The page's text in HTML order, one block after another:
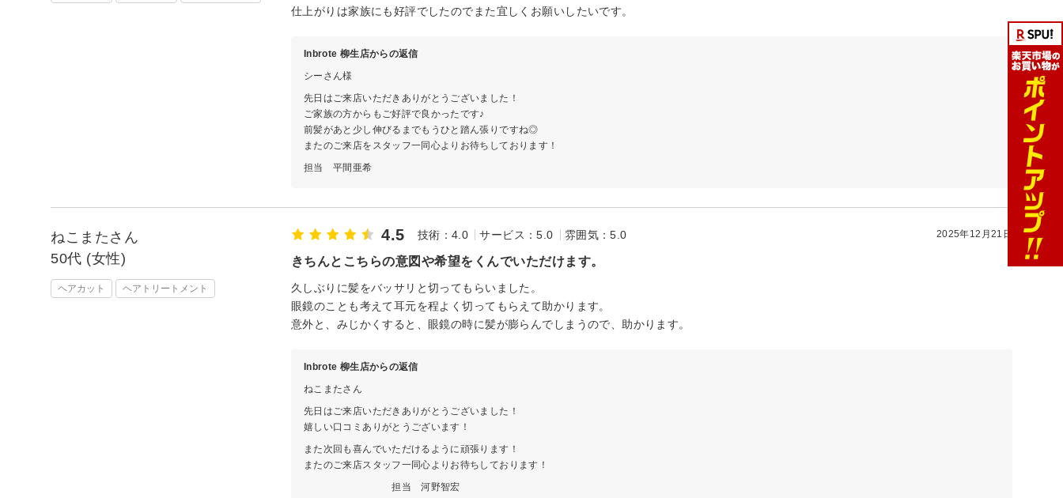
仕上がりは家族にも好評でしたのでまた宜しくお願いしたいです。
Inbrote 柳生店からの返信
シーさん様
先日はご来店いただきありがとうございました！
ご家族の方からもご好評で良かったです♪
前髪があと少し伸びるまでもうひと踏ん張りですね◎
またのご来店をスタッフ一同心よりお待ちしております！
担当 平間亜希
ねこまたさん
50代 (女性)
ヘアカット ヘアトリートメント
4.5 技術：4.0 サービス：5.0 雰囲気：5.0 2025年12月21日
きちんとこちらの意図や希望をくんでいただけます。
久しぶりに髪をバッサリと切ってもらいました。
眼鏡のことも考えて耳元を程よく切ってもらえて助かります。
意外と、みじかくすると、眼鏡の時に髪が膨らんでしまうので、助かります。
Inbrote 柳生店からの返信
ねこまたさん
先日はご来店いただきありがとうございました！
嬉しい口コミありがとうございます！
また次回も喜んでいただけるように頑張ります！
またのご来店スタッフ一同心よりお待ちしております！
担当 河野智宏